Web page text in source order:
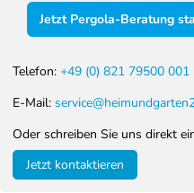
Jetzt Pergola-Beratung
Telefon: +49 (0) 821 79500 001
E-Mail:
Oder schreiben Sie uns direkt
Jetzt kontaktieren